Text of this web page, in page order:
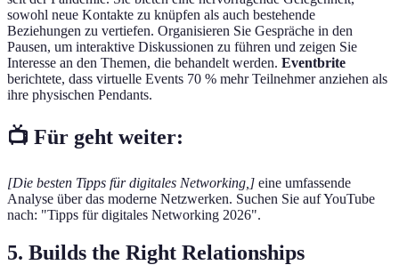
sowohl neue Kontakte zu knüpfen als auch bestehende
Beziehungen zu vertiefen. Organisieren Sie Gespräche in den
Pausen, um interaktive Diskussionen zu führen und zeigen Sie
Interesse an den Themen, die behandelt werden. Eventbrite
berichtete, dass virtuelle Events 70 % mehr Teilnehmer anziehen als
ihre physischen Pendants.
📺 Für geht weiter:
[Die besten Tipps für digitales Networking,] eine umfassende
Analyse über das moderne Netzwerken. Suchen Sie auf YouTube
nach: "Tipps für digitales Networking 2026".
5. Builds the Right Relationships